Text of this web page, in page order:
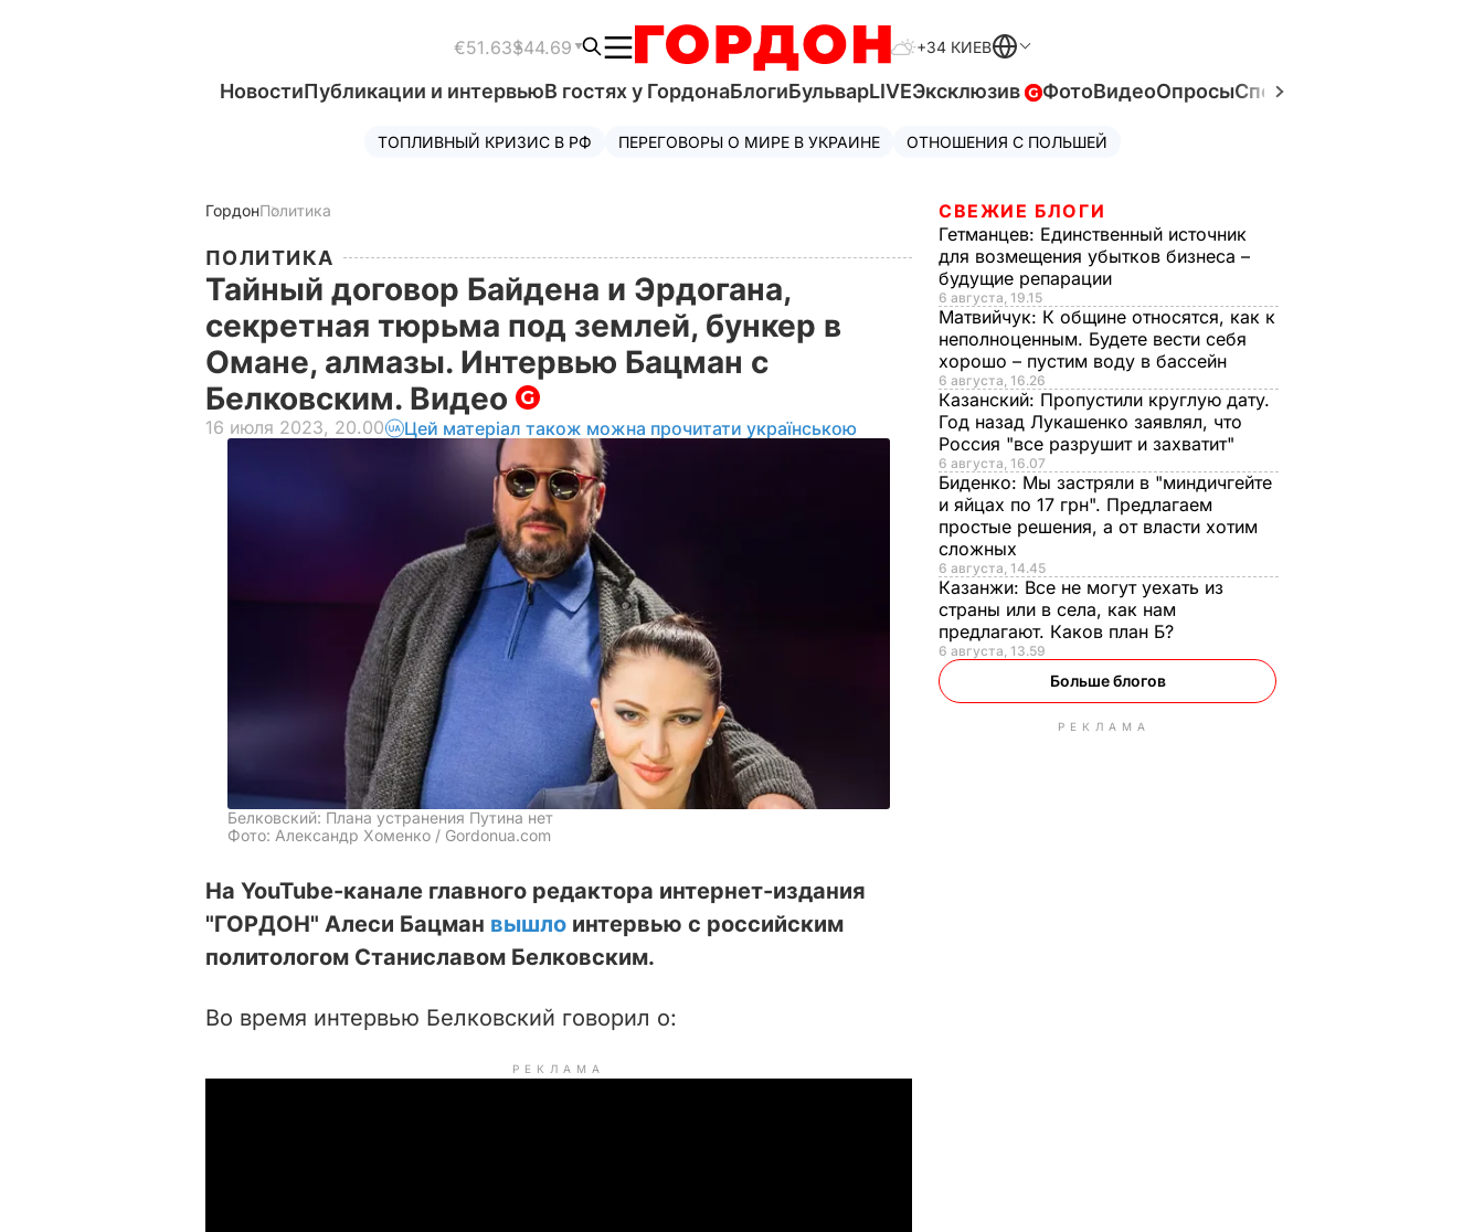
€51.63$44.69 +34 КИЕВ
НовостиПубликации и интервьюВ гостях у ГордонаБлогиБульварLIVEЭксклюзив ФотоВидеоОпросыСпецпроекты
ТОПЛИВНЫЙ КРИЗИС В РФ ПЕРЕГОВОРЫ О МИРЕ В УКРАИНЕ ОТНОШЕНИЯ С ПОЛЬШЕЙ
ГордонПолитика
ПОЛИТИКА
Тайный договор Байдена и Эрдогана,
секретная тюрьма под землей, бункер в
Омане, алмазы. Интервью Бацман с
Белковским. Видео
16 июля 2023, 20.00 Цей матеріал також можна прочитати українською
Белковский: Плана устранения Путина нет
Фото: Александр Хоменко / Gordonua.com
На YouTube-канале главного редактора интернет-издания
"ГОРДОН" Алеси Бацман вышло интервью с российским
политологом Станиславом Белковским.
Во время интервью Белковский говорил о:
РЕКЛАМА
СВЕЖИЕ БЛОГИ
Гетманцев: Единственный источник
для возмещения убытков бизнеса –
будущие репарации
6 августа, 19.15
Матвийчук: К общине относятся, как к
неполноценным. Будете вести себя
хорошо – пустим воду в бассейн
6 августа, 16.26
Казанский: Пропустили круглую дату.
Год назад Лукашенко заявлял, что
Россия "все разрушит и захватит"
6 августа, 16.07
Биденко: Мы застряли в "миндичгейте
и яйцах по 17 грн". Предлагаем
простые решения, а от власти хотим
сложных
6 августа, 14.45
Казанжи: Все не могут уехать из
страны или в села, как нам
предлагают. Каков план Б?
6 августа, 13.59
Больше блогов
РЕКЛАМА